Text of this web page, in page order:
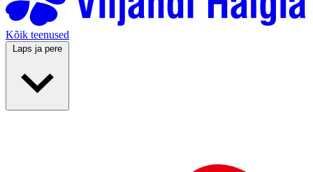
Kõik teenused
Laps ja pere